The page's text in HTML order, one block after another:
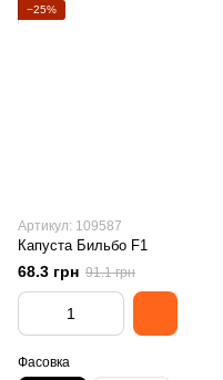
−25%
Артикул: 109587
Капуста Бильбо F1
68.3 грн 91.1 грн
Фасовка